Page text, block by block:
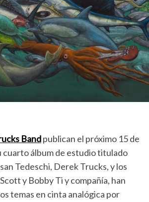
Bandpublican el próximo 15 de
cuarto álbum de estudio titulado
Tedeschi, Derek Trucks, y los
y Bobby Ti y compañía, han
temas en cinta analógica por